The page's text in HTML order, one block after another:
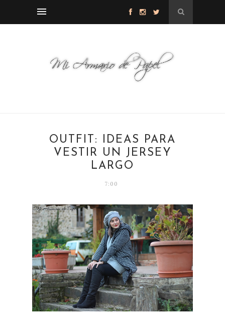
OUTFIT: IDEAS PARA
VESTIR UN JERSEY
LARGO
7:00